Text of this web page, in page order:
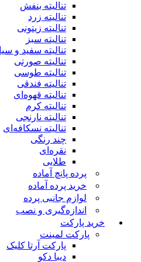
تنالیته بنفش
تنالیته زرد
تنالیته زیتونی
تنالیته سبز
تنالیته سفید و سیاه
تنالیته صورتی
تنالیته طوسی
تنالیته فندقی
تنالیته قهوه‌ای
تنالیته کرم
تنالیته نارنجی
تنالیته نسکافه‌ای
چند رنگی
نقره‌ای
طلایی
پرده پانچ آماده
خرید پرده آماده
لوازم جانبی پرده
اندازه‌گیری و نصب
خرید پارکت
پارکت لمینت
پارکت آرتا کلیک
دیبا دکو